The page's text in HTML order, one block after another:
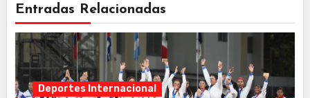
Entradas Relacionadas
Deportes Internacional